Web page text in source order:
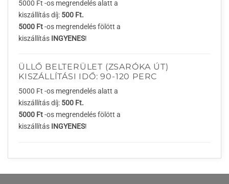
5000 Ft -os megrendelés alatt a
kiszállítás díj: 500 Ft.
5000 Ft-os megrendelés fölött a
kiszállítás INGYENES!
ÜLLŐ BELTERÜLET (ZSARÓKA ÚT)
KISZÁLLÍTÁSI IDŐ: 90-120 PERC
5000 Ft -os megrendelés alatt a
kiszállítás díj: 500 Ft.
5000 Ft-os megrendelés fölött a
kiszállítás INGYENES!